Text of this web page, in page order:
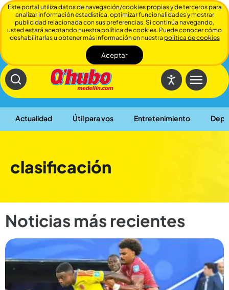
Actualidad Útil para vos Entretenimiento
Cerrar
clasificación
Noticias más recientes
Este portal utiliza datos de navegación/cookies propias y de terceros para
analizar información estadística, optimizar funcionalidades y mostrar
publicidad relacionada con sus preferencias. Si continúa navegando,
usted estará aceptando nuestra política de cookies. Puede conocer cómo
deshabilitarlas u obtener más información en nuestra politica de cookies
Aceptar